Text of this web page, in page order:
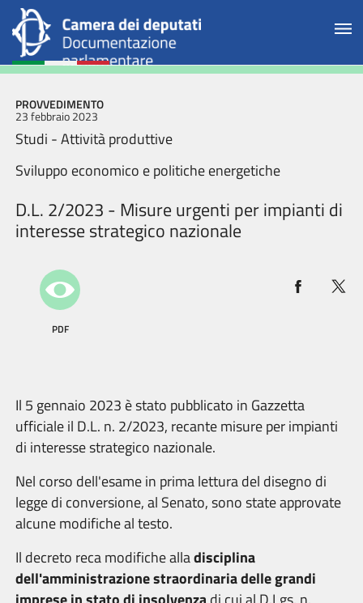
PROVVEDIMENTO
23 febbraio 2023
Studi - Attività produttive
Sviluppo economico e politiche energetiche
D.L. 2/2023 - Misure urgenti per impianti di
interesse strategico nazionale
PDF
Il 5 gennaio 2023 è stato pubblicato in Gazzetta
ufficiale il D.L. n. 2/2023, recante misure per impianti
di interesse strategico nazionale.
Nel corso dell'esame in prima lettura del disegno di
legge di conversione, al Senato, sono state approvate
alcune modifiche al testo.
Il decreto reca modifiche alladisciplina
dell'amministrazione straordinaria delle grandi